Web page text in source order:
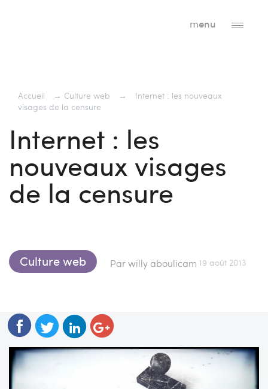
menu
Accueil → Culture web →
Internet : les nouveaux
visages de la censure
Internet : les
nouveaux visages
de la censure
Culture web Par willy aboulicam 19 août 2013